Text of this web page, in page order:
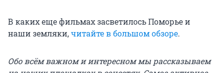
В каких еще фильмах засветилось Поморье и
наши земляки,читайте в большом обзоре.
Обо всём важном и интересном мы рассказываем